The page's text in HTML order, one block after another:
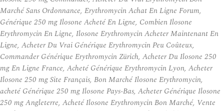
Marché Sans Ordonnance, Erythromycin Achat En Ligne Forum,
Générique 250 mg Ilosone Acheté En Ligne, Combien Ilosone
Erythromycin En Ligne, Ilosone Erythromycin Acheter Maintenant En
Ligne, Acheter Du Vrai Générique Erythromycin Peu Coûteux,
Commander Générique Erythromycin Zürich, Acheter Du Ilosone 250
mg En Ligne France, Acheté Générique Erythromycin Lyon, Acheter
Ilosone 250 mg Site Français, Bon Marché Ilosone Erythromycin,
acheté Générique 250 mg Ilosone Pays-Bas, Acheter Générique Ilosone
250 mg Angleterre, Acheté Ilosone Erythromycin Bon Marché, Vente